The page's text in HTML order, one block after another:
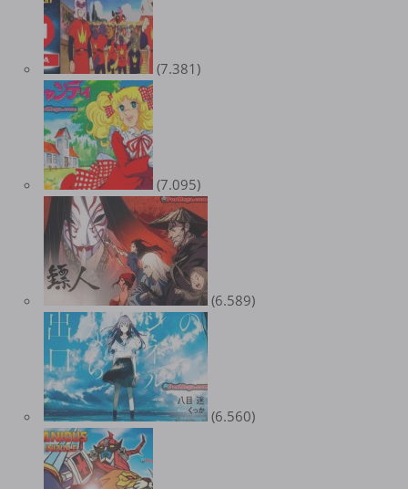
(7.381)
(7.095)
(6.589)
(6.560)